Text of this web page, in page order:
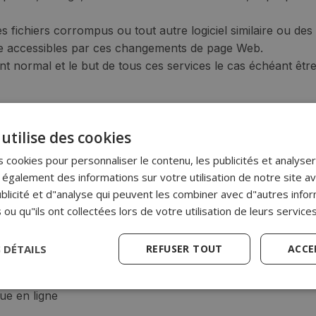
corrompus ou tout autre logiciel similaire ou
par ces changements de page Web.
normal et le but de tous ces services le cas échéant
en aucun cas des dommages qui pourraient causer
accessibles ou fournis à travers.
suspendre l'accès à son site Web, sans préavis, à sa
tout ou partie du contenu inclus dans celui-ci.
l'intégrité et de l'exactitude du contenu des liens vers
en ligne
des cookies
cookies pour personnaliser le contenu, les publicités et
des informations sur votre utilisation de notre site
et d"analyse qui peuvent les combiner avec d"autres
ou qu"ils ont collectées lors de votre utilisation de leurs
REFUSER TOUT
DÉTAILS